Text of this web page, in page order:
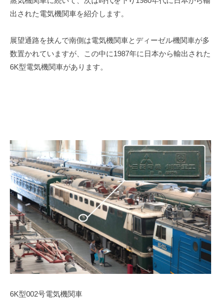
出された電気機関車を紹介します。
展望通路を挟んで南側は電気機関車とディーゼル機関車が多
数置かれていますが、この中に1987年に日本から輸出された
6K型電気機関車があります。
6K型002号電気機関車